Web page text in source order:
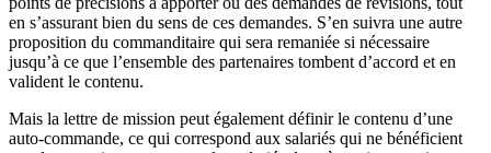
en s’assurant bien du sens de ces demandes. S’en suivra une autre
proposition du commanditaire qui sera remaniée si nécessaire
jusqu’à ce que l’ensemble des partenaires tombent d’accord et en
valident le contenu.
Mais la lettre de mission peut également définir le contenu d’une
auto-commande, ce qui correspond aux salariés qui ne bénéficient